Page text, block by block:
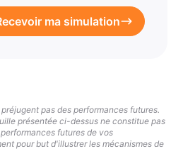
ma simulation
pas des performances futures.
présentée ci-dessus ne constitue pas
futures de vos
pour but d'illustrer les mécanismes de